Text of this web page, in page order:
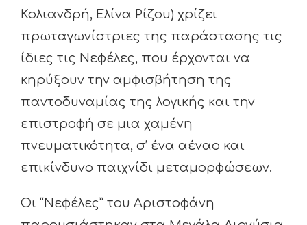
Κολιανδρή, Ελίνα Ρίζου) χρίζει
πρωταγωνίστριες της παράστασης τις
ίδιες τις Νεφέλες, που έρχονται να
κηρύξουν την αμφισβήτηση της
παντοδυναμίας της λογικής και την
επιστροφή σε μια χαμένη
πνευματικότητα, σ’ ένα αέναο και
επικίνδυνο παιχνίδι μεταμορφώσεων.
Οι “Νεφέλες” του Αριστοφάνη